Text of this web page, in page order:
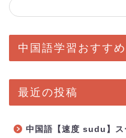
中国語学習おすす
最近の投稿
中国語【速度 sudu】ス